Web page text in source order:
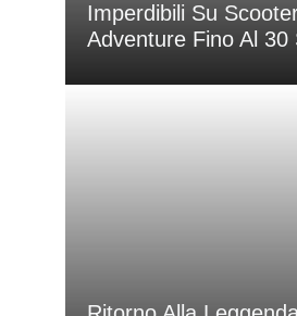
Imperdibili Su
Adventure Fino Al 30